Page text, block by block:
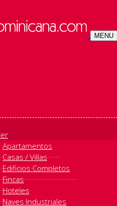
MENU
Apartamentos
Casas / Villas
Edificios Completos
Fincas
Hoteles
Naves Industriales